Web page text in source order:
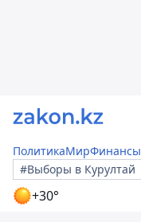
ПолитикаМирФинансы
#Выборы в Курултай
+30°